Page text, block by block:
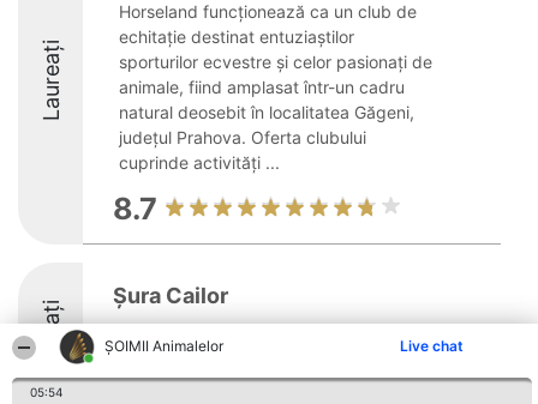
ŞOIMII Animalelor Live chat
05:54
Laureați
Horseland funcționează ca un club de
echitație destinat entuziaștilor
sporturilor ecvestre și celor pasionați de
animale, fiind amplasat într-un cadru
natural deosebit în localitatea Găgeni,
județul Prahova. Oferta clubului
cuprinde activități ...
8.7
Laureați
Șura Cailor